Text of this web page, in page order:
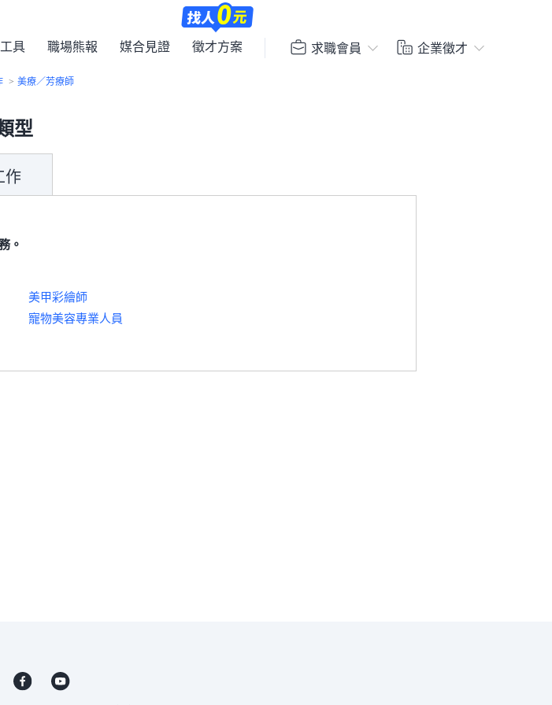
具 職場熊報 媒合見證 徵才方案 求職會員 企業徵才
> 美療／芳療師
型
作
。
美甲彩繪師
寵物美容專業人員